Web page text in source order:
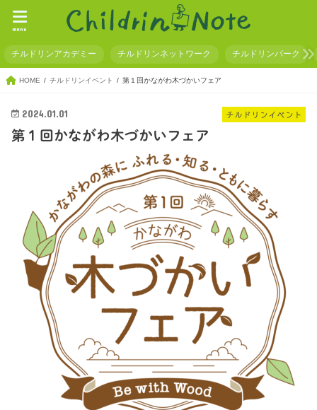
menu
チルドリンアカデミー チルドリンネットワーク チルドリンパーク
HOME チルドリンイベント 第１回かながわ木づかいフェア
チルドリンイベント
2024.01.01
第１回かながわ木づかいフェア